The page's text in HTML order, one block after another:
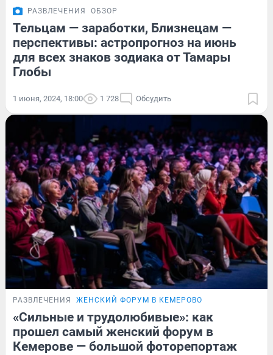
РАЗВЛЕЧЕНИЯ ОБЗОР
Тельцам — заработки, Близнецам —
перспективы: астропрогноз на июнь
для всех знаков зодиака от Тамары
Глобы
1 июня, 2024, 18:00 1 728 Обсудить
РАЗВЛЕЧЕНИЯ ЖЕНСКИЙ ФОРУМ В КЕМЕРОВО
«Сильные и трудолюбивые»: как
прошел самый женский форум в
Кемерове — большой фоторепортаж